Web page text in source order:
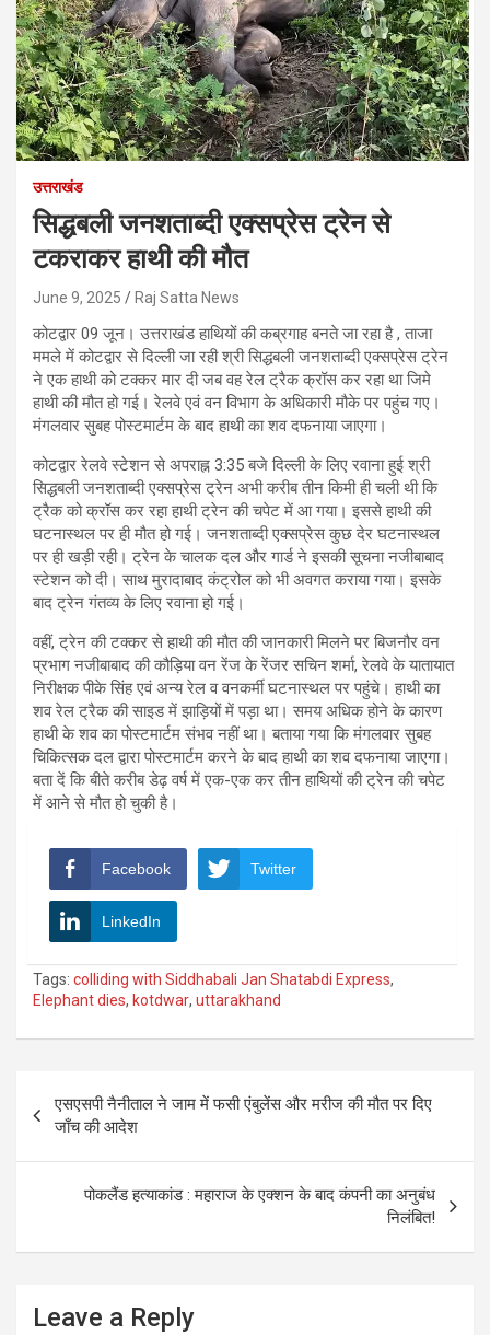
उत्तराखंड
सिद्धबली जनशताब्दी एक्सप्रेस ट्रेन से
टकराकर हाथी की मौत
June 9, 2025 Raj Satta News
कोटद्वार 09 जून। उत्तराखंड हाथियों की कब्रगाह बनते जा रहा है , ताजा
ममले में कोटद्वार से दिल्ली जा रही श्री सिद्धबली जनशताब्दी एक्सप्रेस ट्रेन
ने एक हाथी को टक्कर मार दी जब वह रेल ट्रैक क्रॉस कर रहा था जिमे
हाथी की मौत हो गई। रेलवे एवं वन विभाग के अधिकारी मौके पर पहुंच गए।
मंगलवार सुबह पोस्टमार्टम के बाद हाथी का शव दफनाया जाएगा।
कोटद्वार रेलवे स्टेशन से अपराह्न 3:35 बजे दिल्ली के लिए रवाना हुई श्री
सिद्धबली जनशताब्दी एक्सप्रेस ट्रेन अभी करीब तीन किमी ही चली थी कि
ट्रैक को क्रॉस कर रहा हाथी ट्रेन की चपेट में आ गया। इससे हाथी की
घटनास्थल पर ही मौत हो गई। जनशताब्दी एक्सप्रेस कुछ देर घटनास्थल
पर ही खड़ी रही। ट्रेन के चालक दल और गार्ड ने इसकी सूचना नजीबाबाद
स्टेशन को दी। साथ मुरादाबाद कंट्रोल को भी अवगत कराया गया। इसके
बाद ट्रेन गंतव्य के लिए रवाना हो गई।
वहीं, ट्रेन की टक्कर से हाथी की मौत की जानकारी मिलने पर बिजनौर वन
प्रभाग नजीबाबाद की कौड़िया वन रेंज के रेंजर सचिन शर्मा, रेलवे के यातायात
निरीक्षक पीके सिंह एवं अन्य रेल व वनकर्मी घटनास्थल पर पहुंचे। हाथी का
शव रेल ट्रैक की साइड में झाड़ियों में पड़ा था। समय अधिक होने के कारण
हाथी के शव का पोस्टमार्टम संभव नहीं था। बताया गया कि मंगलवार सुबह
चिकित्सक दल द्वारा पोस्टमार्टम करने के बाद हाथी का शव दफनाया जाएगा।
बता दें कि बीते करीब डेढ़ वर्ष में एक-एक कर तीन हाथियों की ट्रेन की चपेट
में आने से मौत हो चुकी है।
Facebook Twitter
LinkedIn
Tags: colliding with Siddhabali Jan Shatabdi Express,
Elephant dies, kotdwar, uttarakhand
navigation
एसएसपी नैनीताल ने जाम में फसी एंबुलेंस और मरीज की मौत पर दिए
जाँच की आदेश
पोकलैंड हत्याकांड : महाराज के एक्शन के बाद कंपनी का अनुबंध
निलंबित!
Leave a Reply